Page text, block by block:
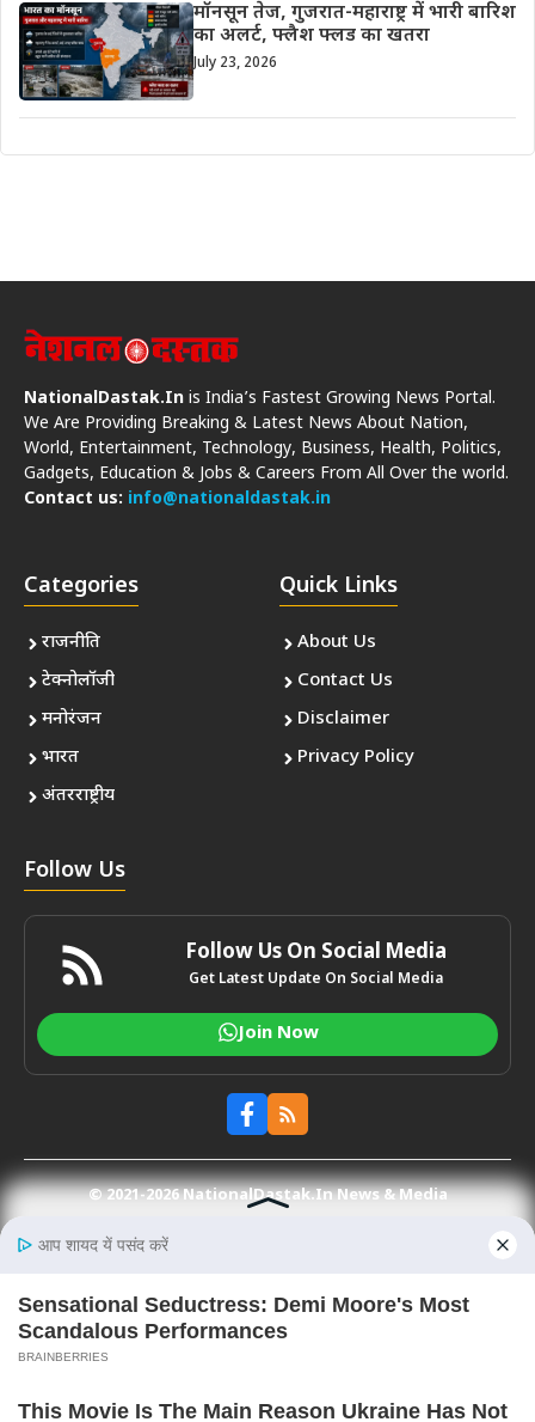
मॉनसून तेज, गुजरात-महाराष्ट्र में भारी बारिश
का अलर्ट, फ्लैश फ्लड का खतरा
July 23, 2026
NationalDastak.In is India’s Fastest Growing News Portal.
We Are Providing Breaking & Latest News About Nation,
World, Entertainment, Technology, Business, Health, Politics,
Gadgets, Education & Jobs & Careers From All Over the world.
Contact us: info@nationaldastak.in
Categories
राजनीति
टेक्नोलॉजी
मनोरंजन
भारत
अंतरराष्ट्रीय
Quick Links
About Us
Contact Us
Disclaimer
Privacy Policy
Follow Us
Follow Us On Social Media
Get Latest Update On Social Media
Join Now
© 2021-2026NationalDastak.InNews & Media